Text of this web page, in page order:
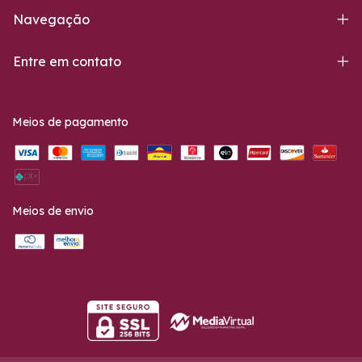
Navegação
Entre em contato
Meios de pagamento
Meios de envio